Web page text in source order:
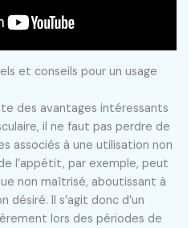
et conseils pour un usage
des avantages intéressants
il ne faut pas perdre de
associés à une utilisation non
l’appétit, par exemple, peut
non maîtrisé, aboutissant à
désiré. Il s’agit donc d’un
lors des périodes de